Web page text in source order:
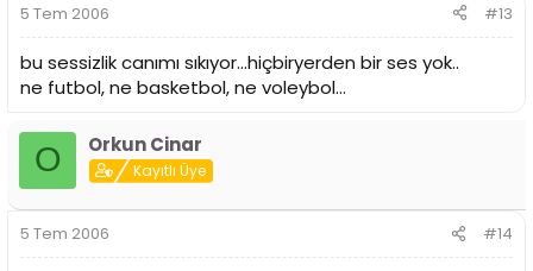
5 Tem 2006 #13
bu sessizlik canımı sıkıyor...hiçbiryerden bir ses yok..
ne futbol, ne basketbol, ne voleybol...
O Orkun Cinar
Kayıtlı Üye
5 Tem 2006 #14